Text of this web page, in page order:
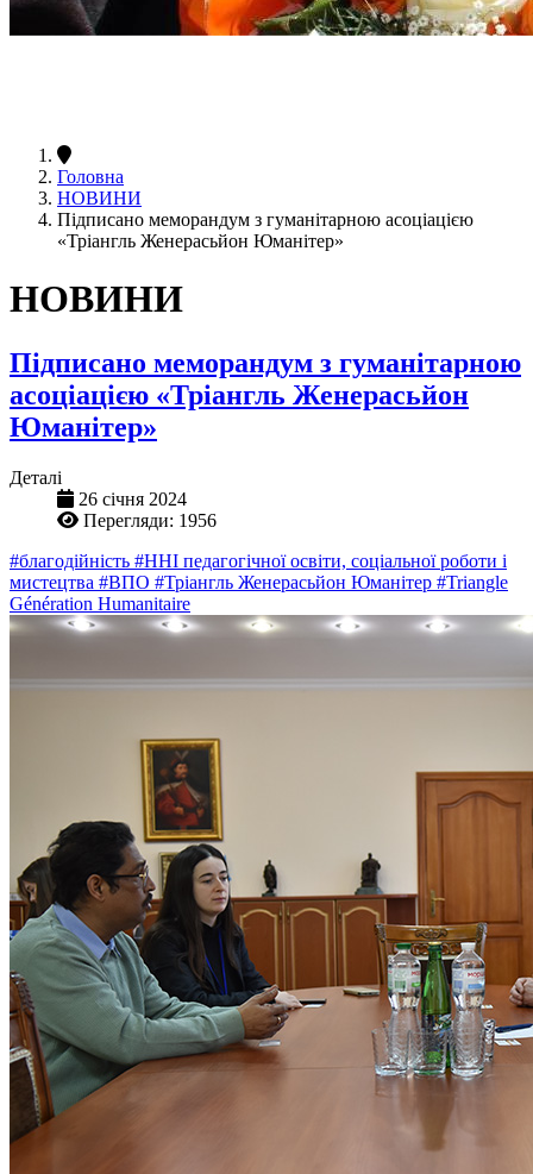
Головна
НОВИНИ
Підписано меморандум з гуманітарною асоціацією
«Тріангль Женерасьйон Юманітер»
НОВИНИ
Підписано меморандум з гуманітарною
асоціацією «Тріангль Женерасьйон
Юманітер»
Деталі
26 січня 2024
Перегляди: 1956
#благодійність #ННІ педагогічної освіти, соціальної роботи і
мистецтва #ВПО #Тріангль Женерасьйон Юманітер #Triangle
Génération Humanitaire